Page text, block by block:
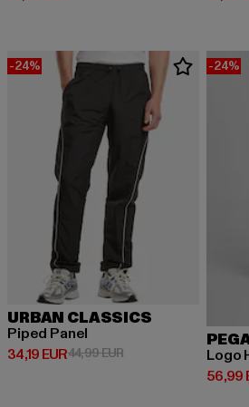
-24%
URBAN CLASSICS
Piped Panel
34,19 EUR
Ajankohtainen hinta: 34,19 EUR
44,99 EURKampanjahinta: 44,99
-24%
Logo
56,99